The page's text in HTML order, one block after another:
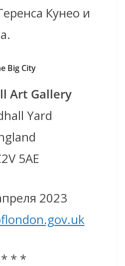
Кунео и
Big City
Art Gallery
Yard
5AE
2023
* * *